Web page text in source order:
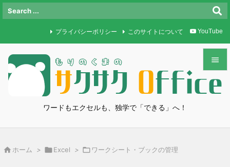
ワードもエクセルも、独学で「できる」へ！


メニュ
プライバシーポリシー このサイトについて YouTube
 ホーム > Excel >  ワークシート・ブックの管理